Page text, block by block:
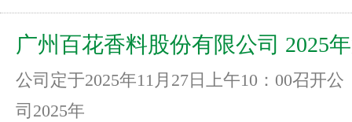
广州百花香料股份有限公司 2025
三次临时股东大会通知
公司定于2025年11月27日上午10：00召开公
司2025年